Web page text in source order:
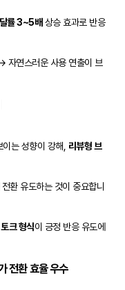
률 3~5배 상승 효과로 반응
자연스러운 사용 연출이 브
이는 성향이 강해, 리뷰형 브
환 유도하는 것이 중요합니
크 형식이 긍정 반응 유도에
전환 효율 우수